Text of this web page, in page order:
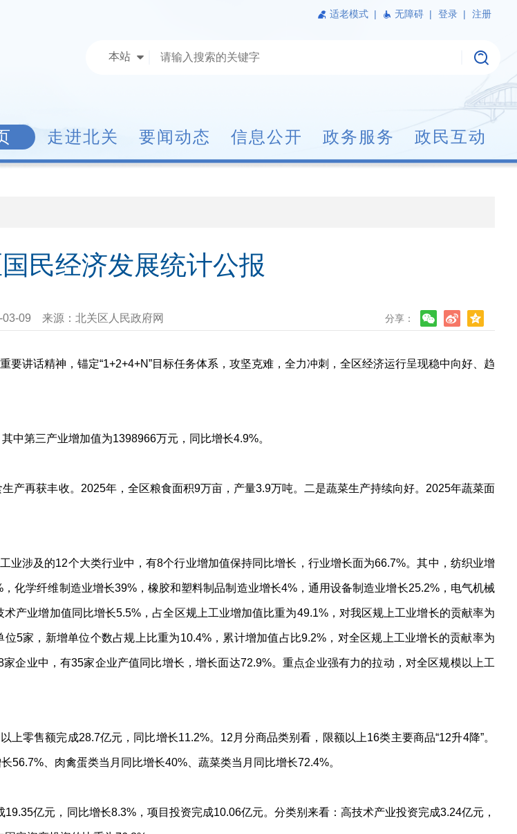
适老模式 | 无障碍 | 登录 | 注册
本站
走进北关 要闻动态 信息公开 政务服务 政民互动
民经济发展统计公报
03-09 来源： 北关区人民政府网 分享：
讲话精神，锚定“1+2+4+N”目标任务体系，攻坚克难，全力冲刺，全区经济运行呈现稳中向好、趋
中第三产业增加值为1398966万元，同比增长4.9%。
产再获丰收。2025年，全区粮食面积9万亩，产量3.9万吨。二是蔬菜生产持续向好。2025年蔬菜面
业涉及的12个大类行业中，有8个行业增加值保持同比增长，行业增长面为66.7%。其中，纺织业增
化学纤维制造业增长39%，橡胶和塑料制品制造业增长4%，通用设备制造业增长25.2%，电气机械
产业增加值同比增长5.5%，占全区规上工业增加值比重为49.1%，对我区规上工业增长的贡献率为
5家，新增单位个数占规上比重为10.4%，累计增加值占比9.2%，对全区规上工业增长的贡献率为
企业中，有35家企业产值同比增长，增长面达72.9%。重点企业强有力的拉动，对全区规模以上工
零售额完成28.7亿元，同比增长11.2%。12月分商品类别看，限额以上16类主要商品“12升4降”。
、肉禽蛋类当月同比增长40%、蔬菜类当月同比增长72.4%。
亿元，同比增长8.3%，项目投资完成10.06亿元。分类别来看：高技术产业投资完成3.24亿元，